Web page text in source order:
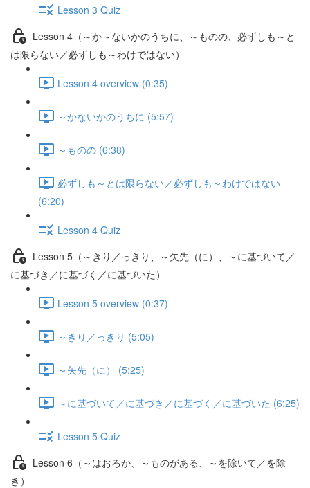
Lesson 3 Quiz
Lesson 4（～か～ないかのうちに、～ものの、必ずしも～と
は限らない／必ずしも～わけではない）
Lesson 4 overview (0:35)
～かないかのうちに (5:57)
～ものの (6:38)
必ずしも～とは限らない／必ずしも～わけではない
(6:20)
Lesson 4 Quiz
Lesson 5（～きり／っきり、～矢先（に）、～に基づいて／
に基づき／に基づく／に基づいた）
Lesson 5 overview (0:37)
～きり／っきり (5:05)
～矢先（に） (5:25)
～に基づいて／に基づき／に基づく／に基づいた (6:25)
Lesson 5 Quiz
Lesson 6（～はおろか、～ものがある、～を除いて／を除
き）